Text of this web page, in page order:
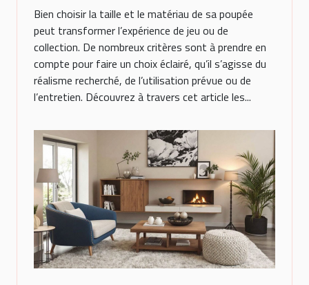
Bien choisir la taille et le matériau de sa poupée
peut transformer l’expérience de jeu ou de
collection. De nombreux critères sont à prendre en
compte pour faire un choix éclairé, qu’il s’agisse du
réalisme recherché, de l’utilisation prévue ou de
l’entretien. Découvrez à travers cet article les...